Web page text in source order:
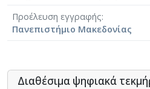
Προέλευση εγγραφής
Πανεπιστήμιο Μακεδονίας
Διαθέσιμα ψηφιακά